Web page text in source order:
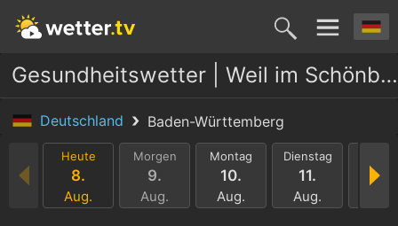
Gesundheitswetter | Weil im Schönbuch
Deutschland Baden-Württemberg
Heute
8.
Aug.
Morgen
9.
Aug.
Montag
10.
Aug.
Dienstag
11.
Aug.
12.